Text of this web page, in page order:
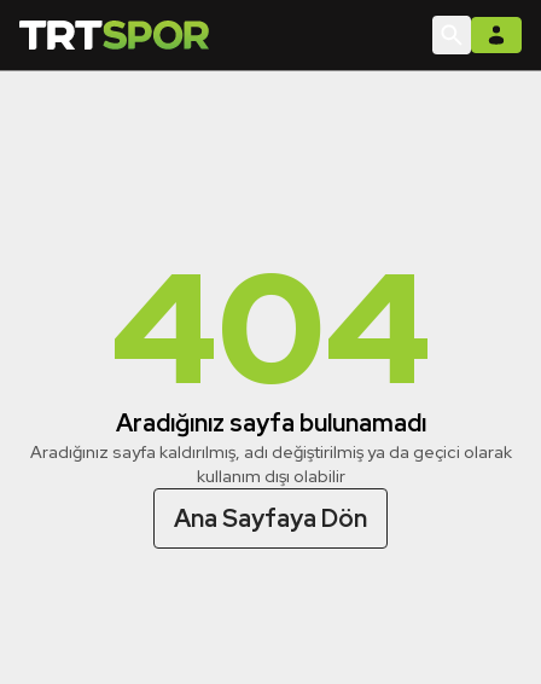
404
Aradığınız sayfa bulunamadı
Aradığınız sayfa kaldırılmış, adı değiştirilmiş ya da geçici olarak
kullanım dışı olabilir
Ana Sayfaya Dön